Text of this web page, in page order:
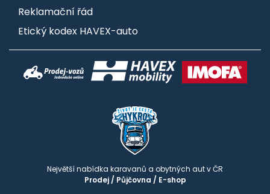
Reklamační řád
Etický kodex HAVEX-auto
Největší nabídka karavanů a obytných aut v ČR
Prodej/ Půjčovna / E-shop